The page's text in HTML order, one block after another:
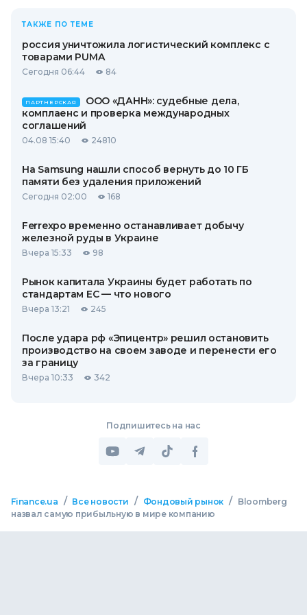
ТАКЖЕ ПО ТЕМЕ
россия уничтожила логистический комплекс с
товарами PUMA
Сегодня 06:44 84
ПАРТНЕРСКАЯ
ООО «ДАНН»: судебные дела,
комплаенс и проверка международных
соглашений
04.08 15:40 24810
На Samsung нашли способ вернуть до 10 ГБ
памяти без удаления приложений
Сегодня 02:00 168
Ferrexpo временно останавливает добычу
железной руды в Украине
Вчера 15:33 98
Рынок капитала Украины будет работать по
стандартам ЕС — что нового
Вчера 13:21 245
После удара рф «Эпицентр» решил остановить
производство на своем заводе и перенести его
за границу
Вчера 10:33 342
Подпишитесь на нас
Finance.ua / Все новости / Фондовый рынок /
Bloomberg
назвал самую прибыльную в мире компанию